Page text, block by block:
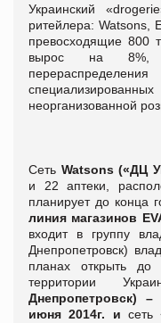
Украинский
ритейлера:
превосходящие 800
вырос на 8%,
неорганизованной
Сеть Watsons («ДЦ
и 22 аптеки,
планирует до конца
линия магазинов
входит в группу
Днепропетровск)
планах открыть
территории
Днепропетровск)
июня 2014г. и сеть